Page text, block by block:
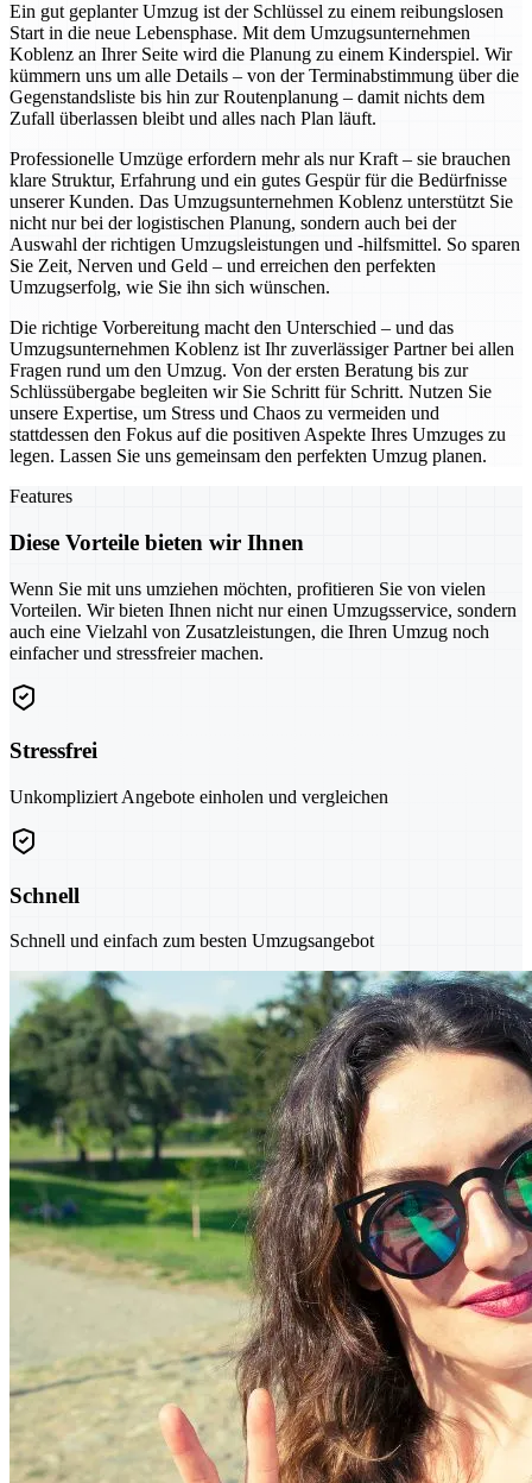
Ein gut geplanter Umzug ist der Schlüssel zu einem reibungslosen
Start in die neue Lebensphase. Mit dem Umzugsunternehmen
Koblenz an Ihrer Seite wird die Planung zu einem Kinderspiel. Wir
kümmern uns um alle Details – von der Terminabstimmung über die
Gegenstandsliste bis hin zur Routenplanung – damit nichts dem
Zufall überlassen bleibt und alles nach Plan läuft.
Professionelle Umzüge erfordern mehr als nur Kraft – sie brauchen
klare Struktur, Erfahrung und ein gutes Gespür für die Bedürfnisse
unserer Kunden. Das Umzugsunternehmen Koblenz unterstützt Sie
nicht nur bei der logistischen Planung, sondern auch bei der
Auswahl der richtigen Umzugsleistungen und -hilfsmittel. So sparen
Sie Zeit, Nerven und Geld – und erreichen den perfekten
Umzugserfolg, wie Sie ihn sich wünschen.
Die richtige Vorbereitung macht den Unterschied – und das
Umzugsunternehmen Koblenz ist Ihr zuverlässiger Partner bei allen
Fragen rund um den Umzug. Von der ersten Beratung bis zur
Schlüssübergabe begleiten wir Sie Schritt für Schritt. Nutzen Sie
unsere Expertise, um Stress und Chaos zu vermeiden und
stattdessen den Fokus auf die positiven Aspekte Ihres Umzuges zu
legen. Lassen Sie uns gemeinsam den perfekten Umzug planen.
Features
Diese Vorteile bieten wir Ihnen
Wenn Sie mit uns umziehen möchten, profitieren Sie von vielen
Vorteilen. Wir bieten Ihnen nicht nur einen Umzugsservice, sondern
auch eine Vielzahl von Zusatzleistungen, die Ihren Umzug noch
einfacher und stressfreier machen.
Stressfrei
Unkompliziert Angebote einholen und vergleichen
Schnell
Schnell und einfach zum besten Umzugsangebot